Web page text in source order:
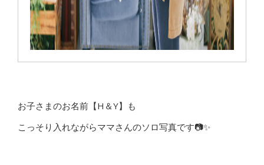
お子さまのお名前【H＆Y】も
こっそり入れながらママさんのソロ写真です📷✨